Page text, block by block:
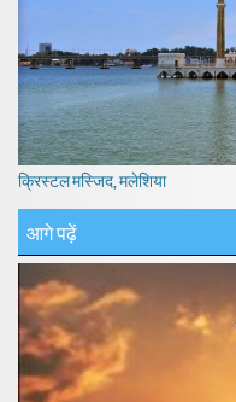
क्रिस्टल मस्जिद, मलेशिया
आगे पढ़ें